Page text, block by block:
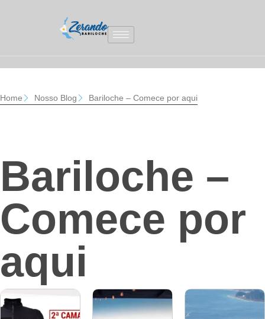
Home Nosso Blog Bariloche – Comece por aqui
Bariloche –
Comece por
aqui